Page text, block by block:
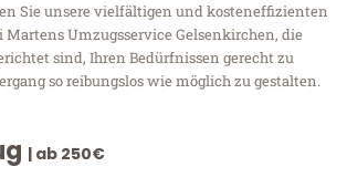
Sie unsere vielfältigen und kosteneffizienten
Umzugsservice Gelsenkirchen, die
sind, Ihren Bedürfnissen gerecht zu
so reibungslos wie möglich zu gestalten.
| ab 250€